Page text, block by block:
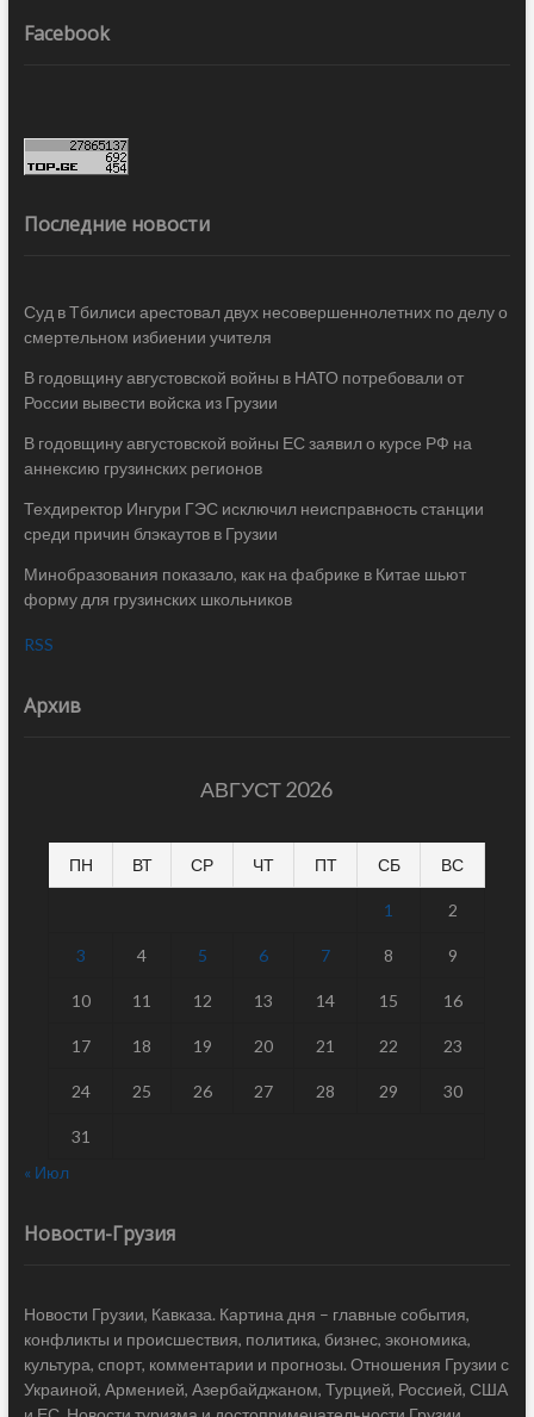
Facebook
Последние новости
Суд в Тбилиси арестовал двух несовершеннолетних по делу о
смертельном избиении учителя
В годовщину августовской войны в НАТО потребовали от
России вывести войска из Грузии
В годовщину августовской войны ЕС заявил о курсе РФ на
аннексию грузинских регионов
Техдиректор Ингури ГЭС исключил неисправность станции
среди причин блэкаутов в Грузии
Минобразования показало, как на фабрике в Китае шьют
форму для грузинских школьников
RSS
Архив
АВГУСТ 2026
ПН ВТ СР ЧТ ПТ СБ ВС
1 2
3 4 5 6 7 8 9
10 11 12 13 14 15 16
17 18 19 20 21 22 23
24 25 26 27 28 29 30
31
« Июл
Новости-Грузия
Новости Грузии, Кавказа. Картина дня – главные события,
конфликты и происшествия, политика, бизнес, экономика,
культура, спорт, комментарии и прогнозы. Отношения Грузии с
Украиной, Арменией, Азербайджаном, Турцией, Россией, США